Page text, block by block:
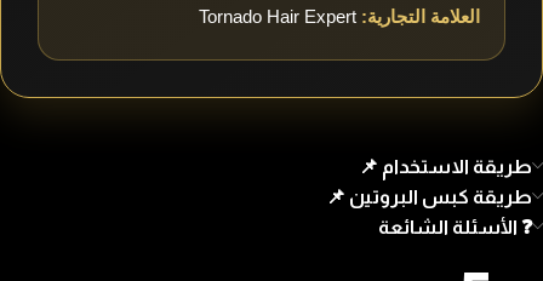
العلامة التجارية:
طريقة الاستخدام 📌
طريقة كبس البروتين 📌
❓ الأسئلة الشائعة